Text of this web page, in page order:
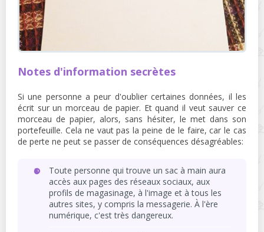
Notes d'information secrètes
Si une personne a peur d'oublier certaines données, il les
écrit sur un morceau de papier. Et quand il veut sauver ce
morceau de papier, alors, sans hésiter, le met dans son
portefeuille. Cela ne vaut pas la peine de le faire, car le cas
de perte ne peut se passer de conséquences désagréables:
Toute personne qui trouve un sac à main aura
accès aux pages des réseaux sociaux, aux
profils de magasinage, à l'image et à tous les
autres sites, y compris la messagerie. À l'ère
numérique, c'est très dangereux.